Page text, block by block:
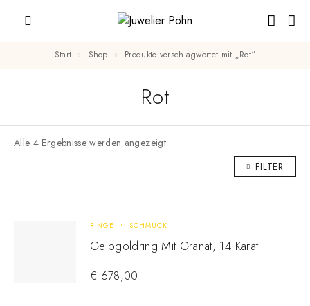
Start Shop Produkte verschlagwortet mit „Rot“
Rot
Alle 4 Ergebnisse werden angezeigt
FILTER
RINGE SCHMUCK
Gelbgoldring Mit Granat, 14 Karat
€ 678,00